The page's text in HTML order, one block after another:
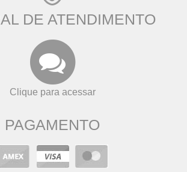
DE ATENDIMENTO
Clique para acessar
PAGAMENTO